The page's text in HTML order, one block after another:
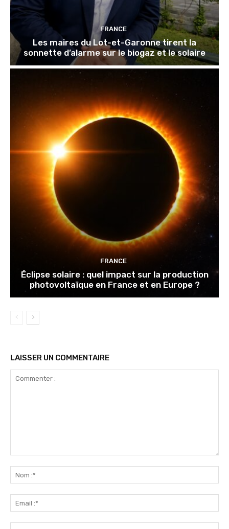
FRANCE
Les maires du Lot-et-Garonne tirent la
sonnette d’alarme sur le biogaz et le solaire
FRANCE
Éclipse solaire : quel impact sur la production
photovoltaïque en France et en Europe ?
LAISSER UN COMMENTAIRE
:*
:*